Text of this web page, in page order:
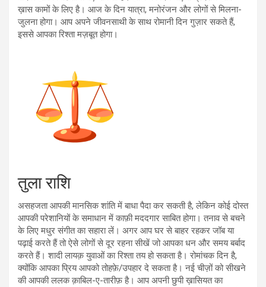
ख़ास कामों के लिए है। आज के दिन यात्रा, मनोरंजन और लोगों से मिलना-
जुलना होगा। आप अपने जीवनसाथी के साथ रोमानी दिन गुज़ार सकते हैं,
इससे आपका रिश्ता मज़बूत होगा।
तुला राशि
असहजता आपकी मानसिक शांति में बाधा पैदा कर सकती है, लेकिन कोई दोस्त
आपकी परेशानियों के समाधान में काफ़ी मददगार साबित होगा। तनाव से बचने
के लिए मधुर संगीत का सहारा लें। अगर आप घर से बाहर रहकर जॉब या
पढ़ाई करते हैं तो ऐसे लोगों से दूर रहना सीखें जो आपका धन और समय बर्बाद
करते हैं। शादी लायक़ युवाओं का रिश्ता तय हो सकता है। रोमांचक दिन है,
क्योंकि आपका प्रिय आपको तोहफ़े/उपहार दे सकता है। नई चीज़ों को सीखने
की आपकी ललक क़ाबिल-ए-तारीफ़ है। आप अपनी छुपी ख़ासियत का